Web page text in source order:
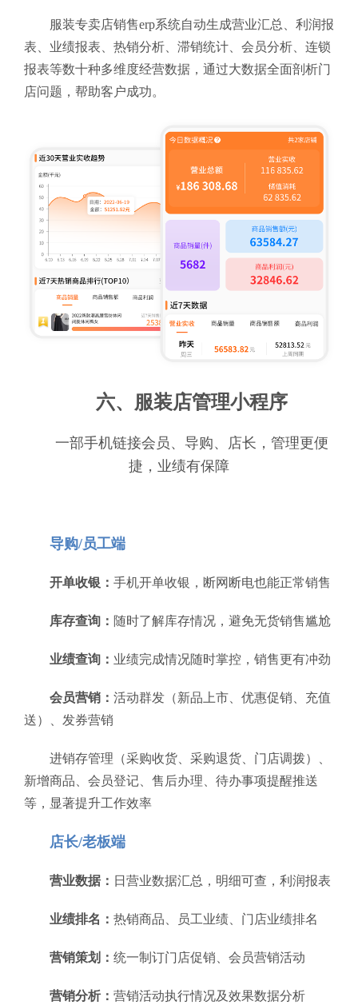
服装专卖店销售erp系统自动生成营业汇总、利润报
表、业绩报表、热销分析、滞销统计、会员分析、连锁
报表等数十种多维度经营数据，通过大数据全面剖析门
店问题，帮助客户成功。
六、服装店管理小程序
一部手机链接会员、导购、店长，管理更便
捷，业绩有保障
导购/员工端
开单收银： 手机开单收银，断网断电也能正常销售
库存查询： 随时了解库存情况，避免无货销售尴尬
业绩查询： 业绩完成情况随时掌控，销售更有冲劲
会员营销： 活动群发（新品上市、优惠促销、充值
送）、发券营销
进销存管理（采购收货、采购退货、门店调拨）、
新增商品、会员登记、售后办理、待办事项提醒推送
等，显著提升工作效率
店长/老板端
营业数据： 日营业数据汇总，明细可查，利润报表
业绩排名： 热销商品、员工业绩、门店业绩排名
营销策划： 统一制订门店促销、会员营销活动
营销分析： 营销活动执行情况及效果数据分析